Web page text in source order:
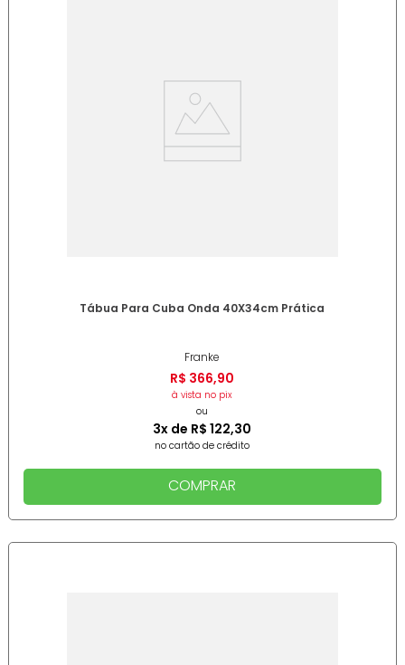
Tábua Para Cuba Onda 40X34cm Prática
Franke
R$ 366,90
à vista no pix
ou
3x de R$ 122,30
no cartão de crédito
COMPRAR